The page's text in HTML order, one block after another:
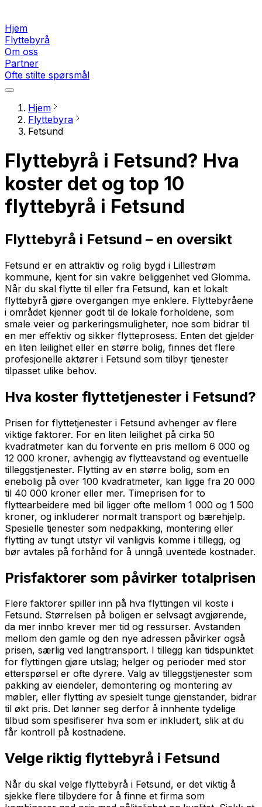
Hjem
Flyttebyrå
Om oss
Partner
Ofte stilte spørsmål
Hjem
Flyttebyra
Fetsund
Flyttebyrå i Fetsund? Hva
koster det og top 10
flyttebyrå i Fetsund
Flyttebyrå i Fetsund – en oversikt
Fetsund er en attraktiv og rolig bygd i Lillestrøm
kommune, kjent for sin vakre beliggenhet ved Glomma.
Når du skal flytte til eller fra Fetsund, kan et lokalt
flyttebyrå gjøre overgangen mye enklere. Flyttebyråene
i området kjenner godt til de lokale forholdene, som
smale veier og parkeringsmuligheter, noe som bidrar til
en mer effektiv og sikker flytteprosess. Enten det gjelder
en liten leilighet eller en større bolig, finnes det flere
profesjonelle aktører i Fetsund som tilbyr tjenester
tilpasset ulike behov.
Hva koster flyttetjenester i Fetsund?
Prisen for flyttetjenester i Fetsund avhenger av flere
viktige faktorer. For en liten leilighet på cirka 50
kvadratmeter kan du forvente en pris mellom 6 000 og
12 000 kroner, avhengig av flytteavstand og eventuelle
tilleggstjenester. Flytting av en større bolig, som en
enebolig på over 100 kvadratmeter, kan ligge fra 20 000
til 40 000 kroner eller mer. Timeprisen for to
flyttearbeidere med bil ligger ofte mellom 1 000 og 1 500
kroner, og inkluderer normalt transport og bærehjelp.
Spesielle tjenester som nedpakking, montering eller
flytting av tungt utstyr vil vanligvis komme i tillegg, og
bør avtales på forhånd for å unngå uventede kostnader.
Prisfaktorer som påvirker totalprisen
Flere faktorer spiller inn på hva flyttingen vil koste i
Fetsund. Størrelsen på boligen er selvsagt avgjørende,
da mer innbo krever mer tid og ressurser. Avstanden
mellom den gamle og den nye adressen påvirker også
prisen, særlig ved langtransport. I tillegg kan tidspunktet
for flyttingen gjøre utslag; helger og perioder med stor
etterspørsel er ofte dyrere. Valg av tilleggstjenester som
pakking av eiendeler, demontering og montering av
møbler, eller flytting av spesielt tunge gjenstander, bidrar
til økt pris. Det lønner seg derfor å innhente tydelige
tilbud som spesifiserer hva som er inkludert, slik at du
får kontroll på kostnadene.
Velge riktig flyttebyrå i Fetsund
Når du skal velge flyttebyrå i Fetsund, er det viktig å
sjekke flere tilbydere for å finne et firma som